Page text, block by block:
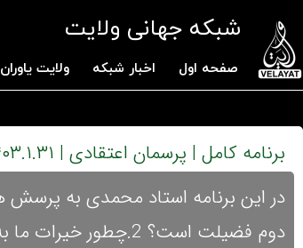
شبکه جهانی ولایت
صفحه اول اخبار شبکه ولایت یاوران
برنامه کامل | پرسمان اعتقادی | ۱۴۰۳.۱.۳۱ | استاد محمدی
دوم فضیلت است؟ 2.چطور خیرات ما به اموات می رسد؟ 3.آیا روح مکان دارد؟